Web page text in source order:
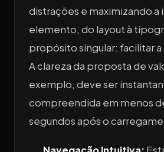
distrações e maximizando a
elemento, do layout à
propósito singular: facilitar a
A clareza da proposta de
exemplo, deve ser
compreendida em menos
segundos após o